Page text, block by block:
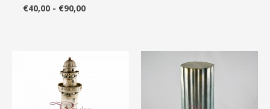
€40,00 - €90,00
€5,00
tot
€20,00